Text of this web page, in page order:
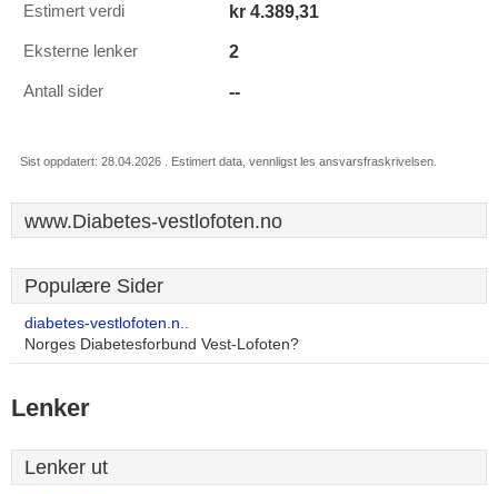
Estimert verdi kr 4.389,31
Eksterne lenker 2
Antall sider --
Sist oppdatert: 28.04.2026 . Estimert data, vennligst les ansvarsfraskrivelsen.
www.Diabetes-vestlofoten.no
Populære Sider
diabetes-vestlofoten.n..
Norges Diabetesforbund Vest-Lofoten?
Lenker
Lenker ut